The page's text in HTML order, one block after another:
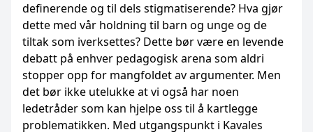
definerende og til dels stigmatiserende? Hva gjør
dette med vår holdning til barn og unge og de
tiltak som iverksettes? Dette bør være en levende
debatt på enhver pedagogisk arena som aldri
stopper opp for mangfoldet av argumenter. Men
det bør ikke utelukke at vi også har noen
ledetråder som kan hjelpe oss til å kartlegge
problematikken. Med utgangspunkt i Kavales